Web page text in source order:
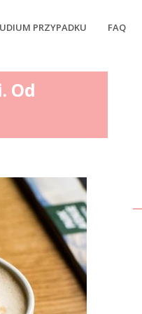
PRZYPADKU FAQ
Od